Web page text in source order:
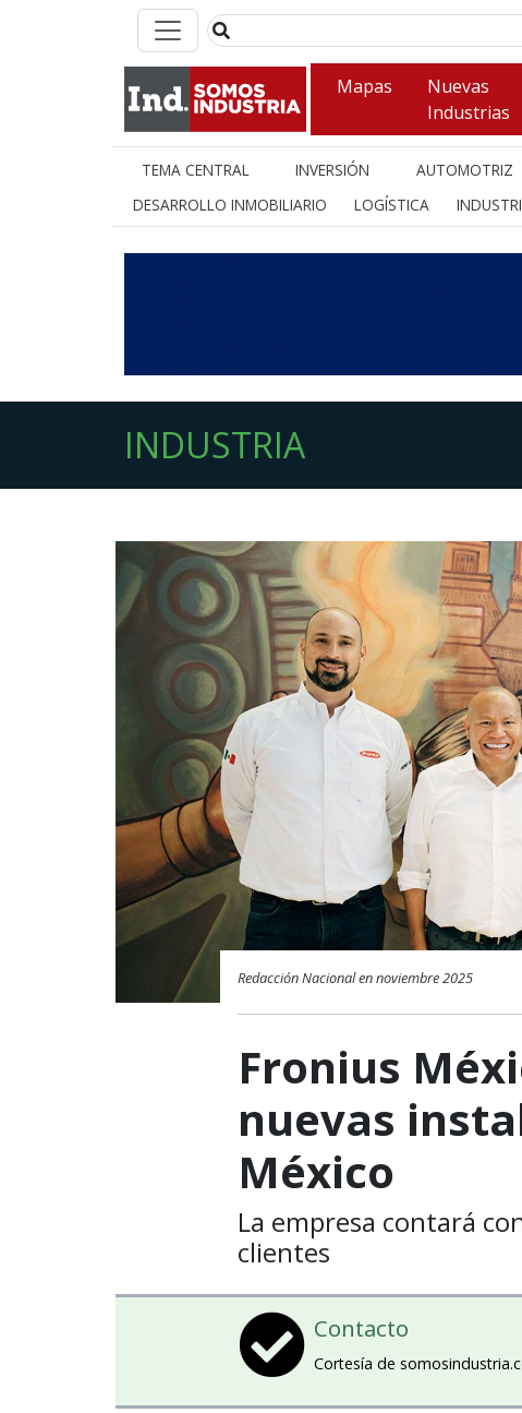
Mapas
Nuevas
Industrias
TEMA CENTRAL INVERSIÓN AUTOMOTRIZ
DESARROLLO INMOBILIARIO
LOGÍSTICA
INDUSTRIA
Redacción Nacional en noviembre 2025
Fronius
nuevas
México
La empresa contará
clientes
Contacto
Cortesía de